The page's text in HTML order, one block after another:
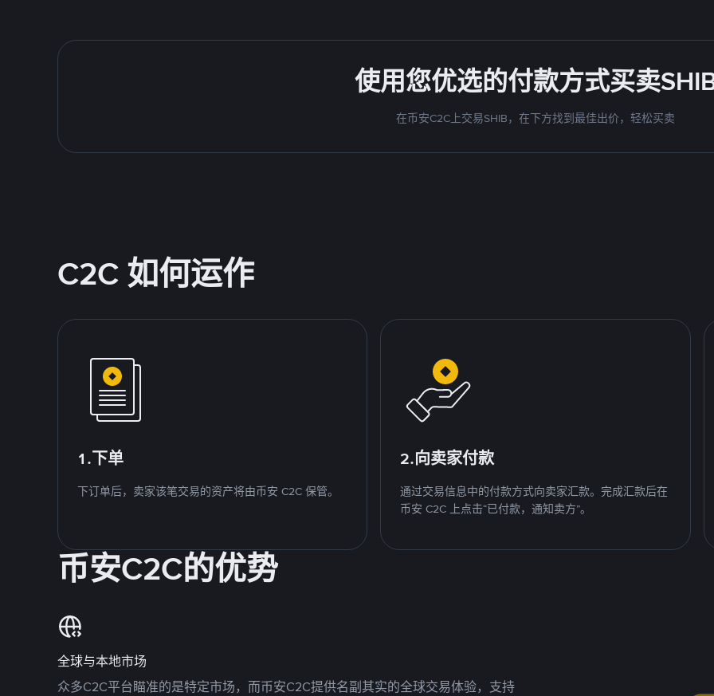
使用您优选的付款方式买卖
在币安C2C上交易SHIB，在下方找到最佳出价，轻松买卖
C2C 如何运作
1.下单
下订单后，卖家该笔交易的资产将由币安 C2C 保管。
2.向卖家付款
通过交易信息中的付款方式向卖家汇款。完成汇款后在
币安 C2C 上点击“已付款，通知卖方”。
币安C2C的优势
全球与本地市场
众多C2C平台瞄准的是特定市场，而币安C2C提供名副其实的全球交易体验，支持